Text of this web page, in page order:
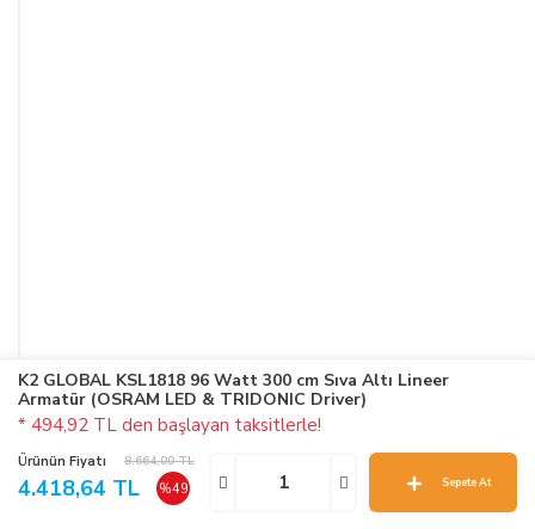
K2 GLOBAL KSL1818 96 Watt 300 cm Sıva Altı Lineer
Armatür (OSRAM LED & TRIDONIC Driver)
* 494,92 TL den başlayan taksitlerle!
Ürünün Fiyatı 8.664,00 TL
4.418,64 TL %49 Sepete At